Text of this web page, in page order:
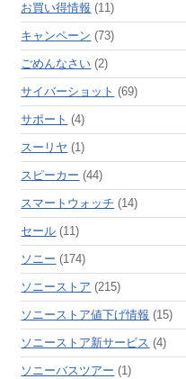
お買い得情報 (11)
キャンペーン (73)
ごめんなさい (2)
サイバーショット (69)
サポート (4)
スーリヤ (1)
スピーカー (44)
スマートウォッチ (14)
セール (11)
ソニー (174)
ソニーストア (215)
ソニーストア値下げ情報 (15)
ソニーストア新サービス (4)
ソニーバスツアー (1)